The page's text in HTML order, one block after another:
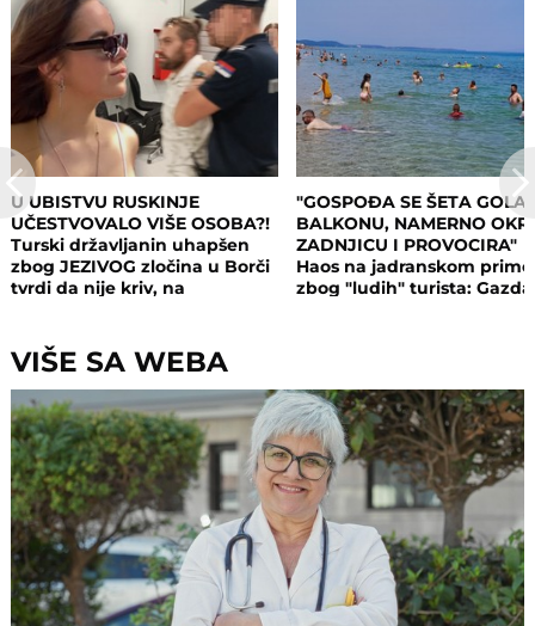
U UBISTVU RUSKINJE
UČESTVOVALO VIŠE OSOBA?!
Turski državljanin uhapšen
zbog JEZIVOG zločina u Borči
tvrdi da nije kriv, na
odnosu bili
"GOSPOĐA SE ŠETA GOLA
BALKONU, NAMERNO
ZADNJICU I PROVOCIRA"
Haos na jadranskom
zbog "ludih" turista:
VIŠE SA WEBA